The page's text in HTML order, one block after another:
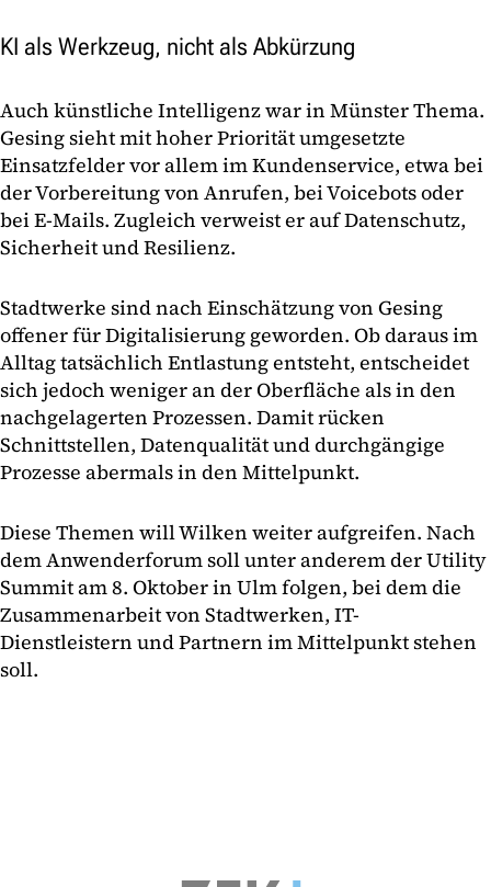
KI als Werkzeug, nicht als Abkürzung
Auch künstliche Intelligenz war in Münster Thema.
Gesing sieht mit hoher Priorität umgesetzte
Einsatzfelder vor allem im Kundenservice, etwa bei
der Vorbereitung von Anrufen, bei Voicebots oder
bei E-Mails. Zugleich verweist er auf Datenschutz,
Sicherheit und Resilienz.
Stadtwerke sind nach Einschätzung von Gesing
offener für Digitalisierung geworden. Ob daraus im
Alltag tatsächlich Entlastung entsteht, entscheidet
sich jedoch weniger an der Oberfläche als in den
nachgelagerten Prozessen. Damit rücken
Schnittstellen, Datenqualität und durchgängige
Prozesse abermals in den Mittelpunkt.
Diese Themen will Wilken weiter aufgreifen. Nach
dem Anwenderforum soll unter anderem der Utility
Summit am 8. Oktober in Ulm folgen, bei dem die
Zusammenarbeit von Stadtwerken, IT-
Dienstleistern und Partnern im Mittelpunkt stehen
soll.